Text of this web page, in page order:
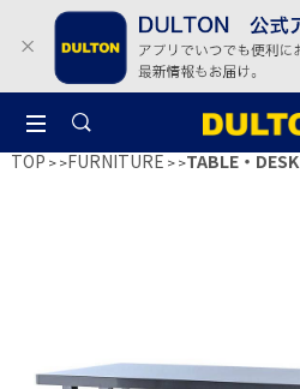
TOP >FURNITURE >TABLE・DESK